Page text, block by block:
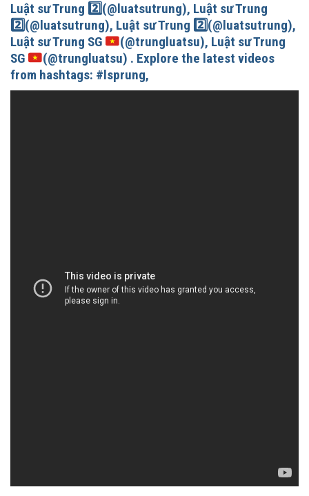
Luật sư Trung 2️⃣(@luatsutrung), Luật sư Trung
2️⃣(@luatsutrung), Luật sư Trung 2️⃣(@luatsutrung),
Luật sư Trung SG
(@trungluatsu), Luật sư Trung
SG
(@trungluatsu) . Explore the latest videos
from hashtags: #lsprung,